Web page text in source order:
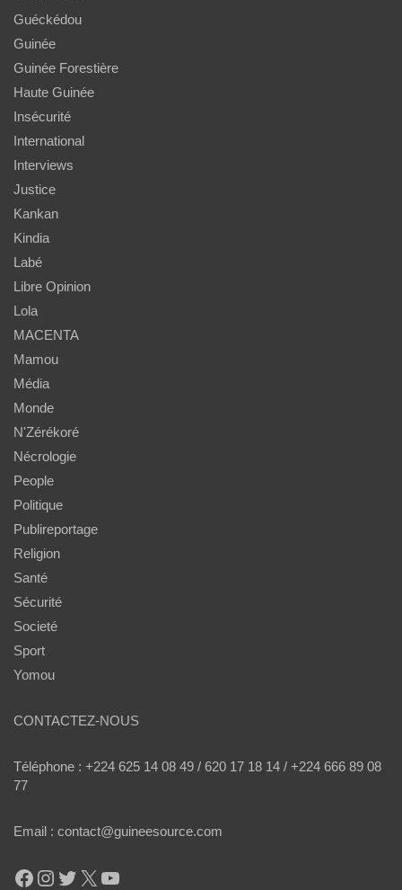
Guéckédou
Guinée
Guinée Forestière
Haute Guinée
Insécurité
International
Interviews
Justice
Kankan
Kindia
Labé
Libre Opinion
Lola
MACENTA
Mamou
Média
Monde
N'Zérékoré
Nécrologie
People
Politique
Publireportage
Religion
Santé
Sécurité
Societé
Sport
Yomou
CONTACTEZ-NOUS
Téléphone : +224 625 14 08 49 / 620 17 18 14 / +224 666 89 08
77
Email : contact@guineesource.com
Facebook
Instagram
Twitter
X YouTube